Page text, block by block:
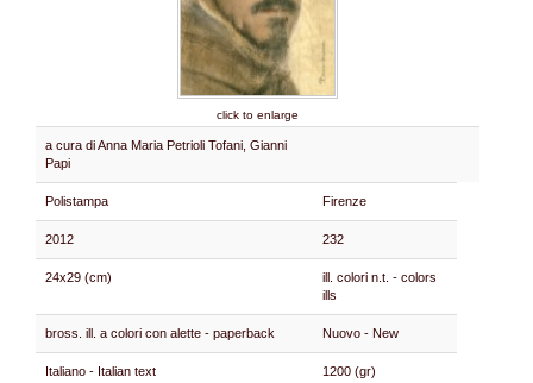
click to enlarge
a cura di Anna Maria Petrioli Tofani, Gianni
Papi
Polistampa Firenze
2012 232
24x29 (cm)
ill. colori n.t. - colors
ills
bross. ill. a colori con alette - paperback Nuovo - New
Italiano - Italian text 1200 (gr)